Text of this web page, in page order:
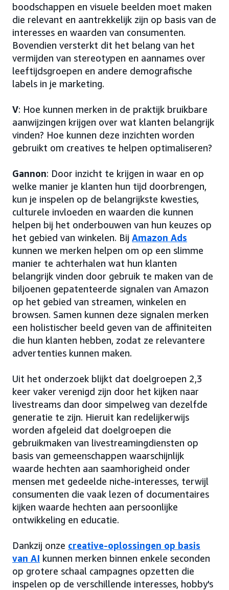
boodschappen en visuele beelden moet maken
die relevant en aantrekkelijk zijn op basis van de
interesses en waarden van consumenten.
Bovendien versterkt dit het belang van het
vermijden van stereotypen en aannames over
leeftijdsgroepen en andere demografische
labels in je marketing.
V: Hoe kunnen merken in de praktijk bruikbare
aanwijzingen krijgen over wat klanten belangrijk
vinden? Hoe kunnen deze inzichten worden
gebruikt om creatives te helpen optimaliseren?
Gannon: Door inzicht te krijgen in waar en op
welke manier je klanten hun tijd doorbrengen,
kun je inspelen op de belangrijkste kwesties,
culturele invloeden en waarden die kunnen
helpen bij het onderbouwen van hun keuzes op
het gebied van winkelen. Bij Amazon Ads
kunnen we merken helpen om op een slimme
manier te achterhalen wat hun klanten
belangrijk vinden door gebruik te maken van de
biljoenen gepatenteerde signalen van Amazon
op het gebied van streamen, winkelen en
browsen. Samen kunnen deze signalen merken
een holistischer beeld geven van de affiniteiten
die hun klanten hebben, zodat ze relevantere
advertenties kunnen maken.
Uit het onderzoek blijkt dat doelgroepen 2,3
keer vaker verenigd zijn door het kijken naar
livestreams dan door simpelweg van dezelfde
generatie te zijn. Hieruit kan redelijkerwijs
worden afgeleid dat doelgroepen die
gebruikmaken van livestreamingdiensten op
basis van gemeenschappen waarschijnlijk
waarde hechten aan saamhorigheid onder
mensen met gedeelde niche-interesses, terwijl
consumenten die vaak lezen of documentaires
kijken waarde hechten aan persoonlijke
ontwikkeling en educatie.
Dankzij onze creative-oplossingen op basis
van AI kunnen merken binnen enkele seconden
op grotere schaal campagnes opzetten die
inspelen op de verschillende interesses, hobby's